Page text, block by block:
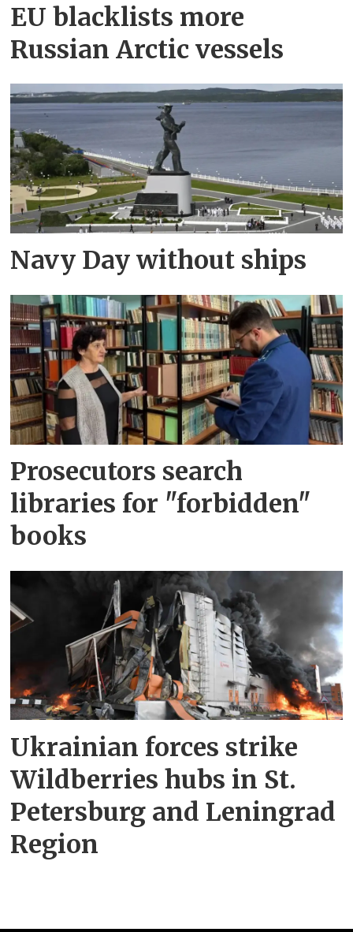
EU blacklists more
Russian Arctic vessels
Navy Day without ships
Prosecutors search
libraries for "forbidden"
books
Ukrainian forces strike
Wildberries hubs in St.
Petersburg and Leningrad
Region